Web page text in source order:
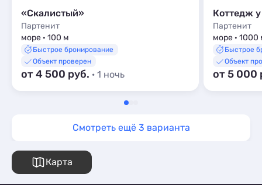
«Скалистый»
Партенит
море · 100 м
Быстрое бронирование
Объект проверен
от 4 500 руб. · 1 ночь
Коттедж
Партенит
море · 1000
Быстрое
Объект
от 5 000
Смотреть ещё 3 варианта
Карта